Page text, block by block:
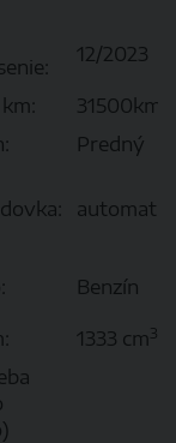
12/2023
31500km
Predný
automat
Benzín
1333 cm3